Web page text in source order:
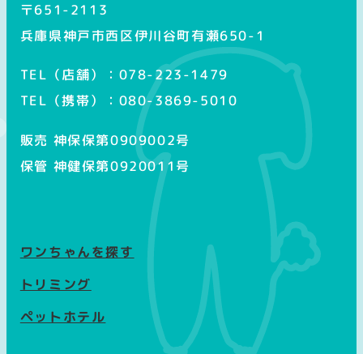
〒651-2113
兵庫県神戸市西区伊川谷町有瀬650-1
TEL（店舗）：078-223-1479
TEL（携帯）：080-3869-5010
販売 神保保第0909002号
保管 神健保第0920011号
ワンちゃんを探す
トリミング
ペットホテル